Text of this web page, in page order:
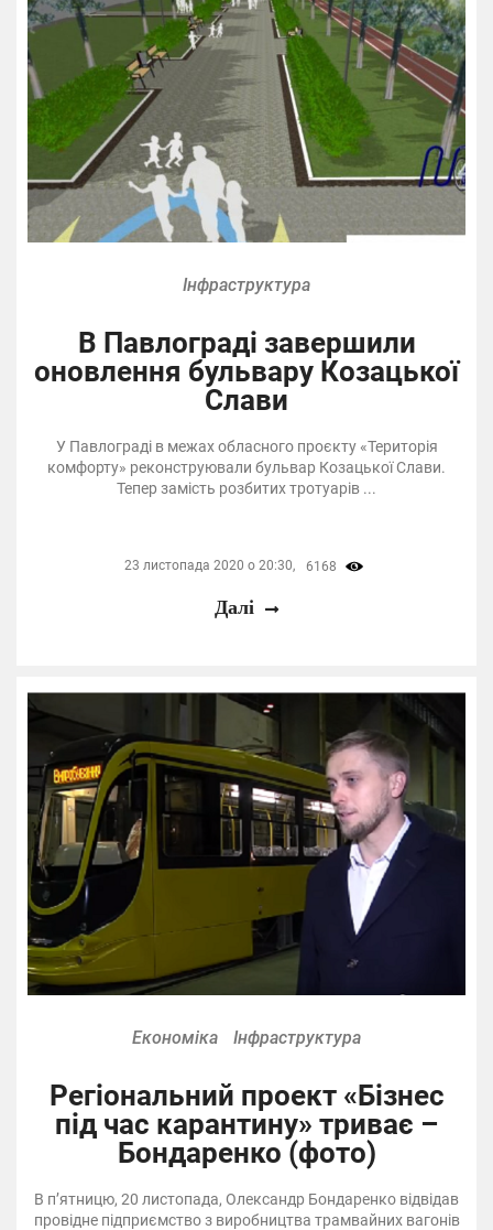
Інфраструктура
В Павлограді завершили
оновлення бульвару Козацької
Слави
У Павлограді в межах обласного проєкту «Територія
комфорту» реконструювали бульвар Козацької Слави.
Тепер замість розбитих тротуарів ...
23 листопада 2020 о 20:30, 6168
Далі
Економіка Інфраструктура
Регіональний проект «Бізнес
під час карантину» триває –
Бондаренко (фото)
В п’ятницю, 20 листопада, Олександр Бондаренко відвідав
провідне підприємство з виробництва трамвайних вагонів